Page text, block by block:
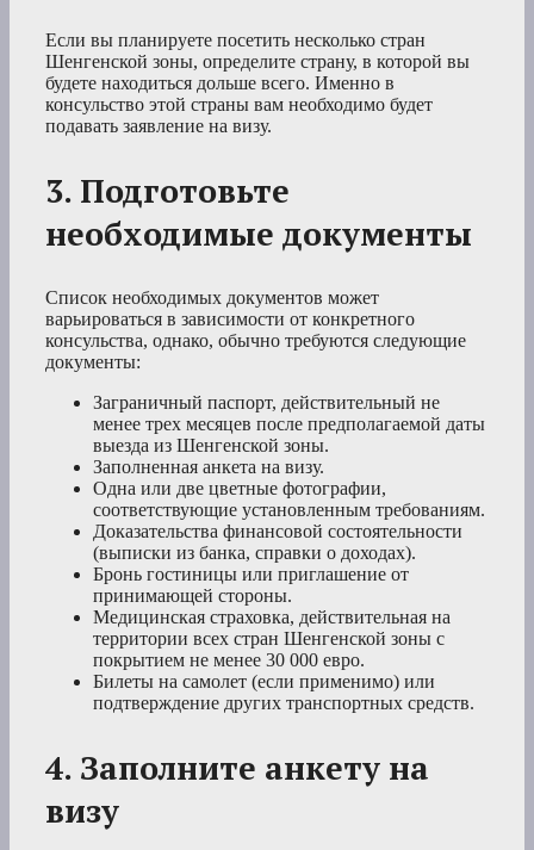
Если вы планируете посетить несколько стран
Шенгенской зоны, определите страну, в которой вы
будете находиться дольше всего. Именно в
консульство этой страны вам необходимо будет
подавать заявление на визу.
3. Подготовьте
необходимые документы
Список необходимых документов может
варьироваться в зависимости от конкретного
консульства, однако, обычно требуются следующие
документы:
Заграничный паспорт, действительный не
менее трех месяцев после предполагаемой даты
выезда из Шенгенской зоны.
Заполненная анкета на визу.
Одна или две цветные фотографии,
соответствующие установленным требованиям.
Доказательства финансовой состоятельности
(выписки из банка, справки о доходах).
Бронь гостиницы или приглашение от
принимающей стороны.
Медицинская страховка, действительная на
территории всех стран Шенгенской зоны с
покрытием не менее 30 000 евро.
Билеты на самолет (если применимо) или
подтверждение других транспортных средств.
4. Заполните анкету на
визу